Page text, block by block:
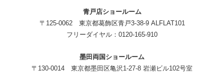
青戸店ショールーム
〒125-0062 東京都葛飾区青戸3-38-9 ALFLAT101
フリーダイヤル：0120-165-910
墨田両国ショールーム
〒130-0014 東京都墨田区亀沢1-27-8 岩瀬ビル102号室